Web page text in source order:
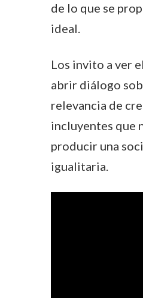
de lo que se
ideal.
Los invito a ver
abrir diálogo
relevancia de
incluyentes que
producir una
igualitaria.